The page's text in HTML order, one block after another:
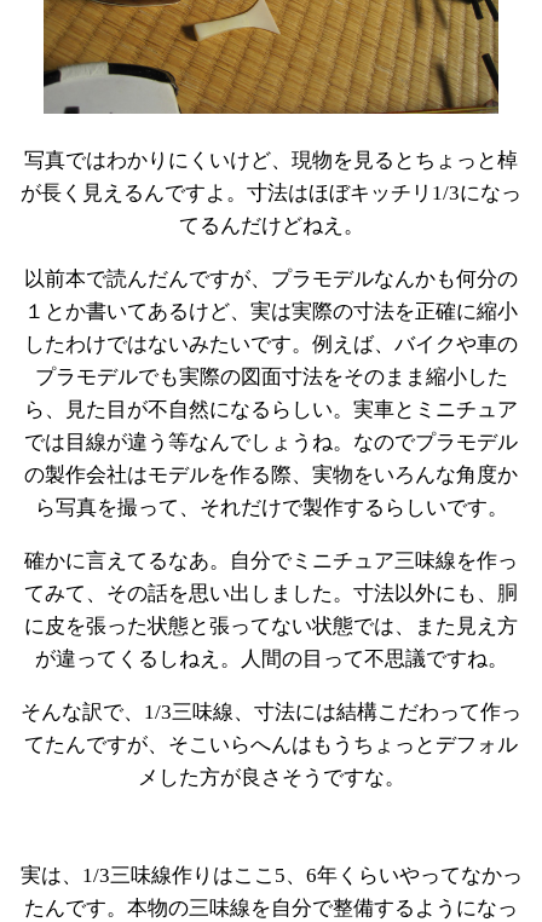
写真ではわかりにくいけど、現物を見るとちょっと棹
が長く見えるんですよ。寸法はほぼキッチリ1/3になっ
てるんだけどねえ。
以前本で読んだんですが、プラモデルなんかも何分の
１とか書いてあるけど、実は実際の寸法を正確に縮小
したわけではないみたいです。例えば、バイクや車の
プラモデルでも実際の図面寸法をそのまま縮小した
ら、見た目が不自然になるらしい。実車とミニチュア
では目線が違う等なんでしょうね。なのでプラモデル
の製作会社はモデルを作る際、実物をいろんな角度か
ら写真を撮って、それだけで製作するらしいです。
確かに言えてるなあ。自分でミニチュア三味線を作っ
てみて、その話を思い出しました。寸法以外にも、胴
に皮を張った状態と張ってない状態では、また見え方
が違ってくるしねえ。人間の目って不思議ですね。
そんな訳で、1/3三味線、寸法には結構こだわって作っ
てたんですが、そこいらへんはもうちょっとデフォル
メした方が良さそうですな。
実は、1/3三味線作りはここ5、6年くらいやってなかっ
たんです。本物の三味線を自分で整備するようになっ